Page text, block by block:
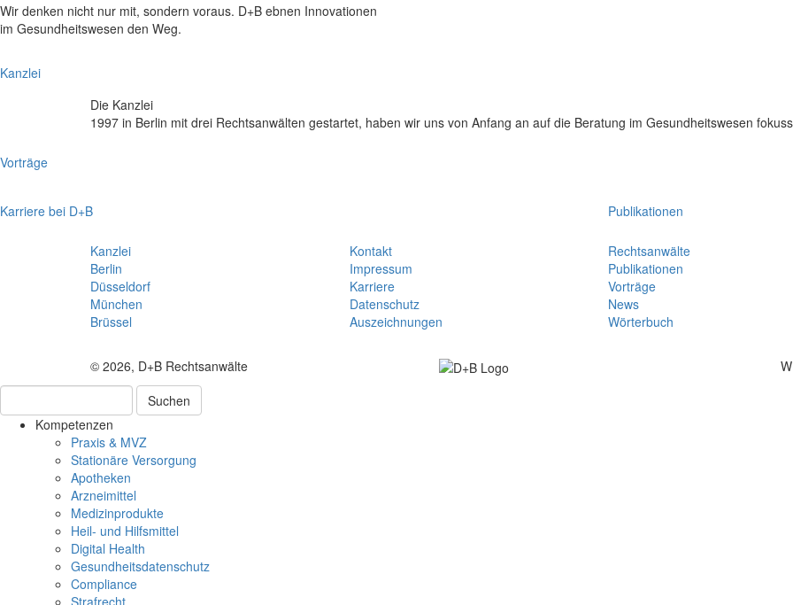
Wir denken nicht nur mit, sondern voraus. D+B ebnen Innovationen
im Gesundheitswesen den Weg.
Kanzlei
Die Kanzlei
1997 in Berlin mit drei Rechtsanwälten gestartet, haben wir uns von Anfang an auf die Beratung im Gesundheitswesen
Vorträge
Karriere bei D+B Publikationen
Kanzlei
Berlin
Düsseldorf
München
Brüssel
Kontakt
Impressum
Karriere
Datenschutz
Auszeichnungen
Rechtsanwälte
Publikationen
Vorträge
News
Wörterbuch
© 2026, D+B Rechtsanwälte
Suchen
Kompetenzen
Praxis & MVZ
Stationäre Versorgung
Apotheken
Arzneimittel
Medizinprodukte
Heil- und Hilfsmittel
Digital Health
Gesundheitsdatenschutz
Compliance
Strafrecht